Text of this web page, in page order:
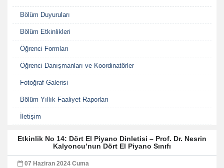
Bölüm Duyuruları
Bölüm Etkinlikleri
Öğrenci Formları
Öğrenci Danışmanları ve Koordinatörler
Fotoğraf Galerisi
Bölüm Yıllık Faaliyet Raporları
İletişim
Etkinlik No 14: Dört El Piyano Dinletisi – Prof. Dr. Nesrin
Kalyoncu’nun Dört El Piyano Sınıfı
07 Haziran 2024 Cuma